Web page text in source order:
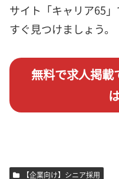
サイト「キャリア65
すぐ見つけましょう。
無料で求人掲載
【企業向け】シニア採用